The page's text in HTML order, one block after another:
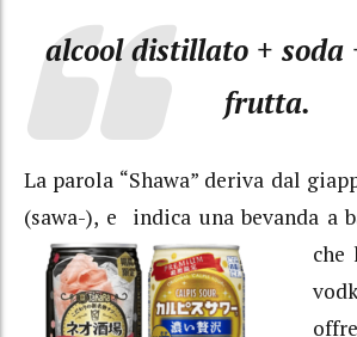
alcool distillato + soda
frutta.
La parola “Shawa” deriva dal
(sawa-), e indica una bevanda a
che